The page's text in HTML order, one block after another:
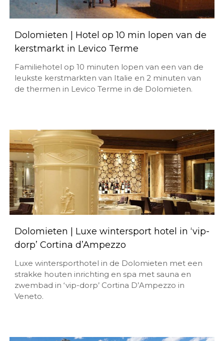
Dolomieten | Hotel op 10 min lopen van de
kerstmarkt in Levico Terme
Familiehotel op 10 minuten lopen van een van de
leukste kerstmarkten van Italie en 2 minuten van
de thermen in Levico Terme in de Dolomieten.
Dolomieten | Luxe wintersport hotel in ‘vip-
dorp’ Cortina d’Ampezzo
Luxe wintersporthotel in de Dolomieten met een
strakke houten inrichting en spa met sauna en
zwembad in ‘vip-dorp’ Cortina D’Ampezzo in
Veneto.